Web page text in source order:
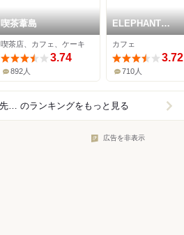
喫茶葦島
喫茶店、カフェ、ケーキ
3.74
892人
ELEPHANT
FACTORY
カフェ
3.72
710人
河原町・木屋町・先斗町×カフェ のランキングをもっと見る
広告を非表示